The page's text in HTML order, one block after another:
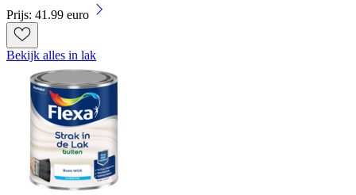
Prijs: 41.99 euro
Bekijk alles in lak